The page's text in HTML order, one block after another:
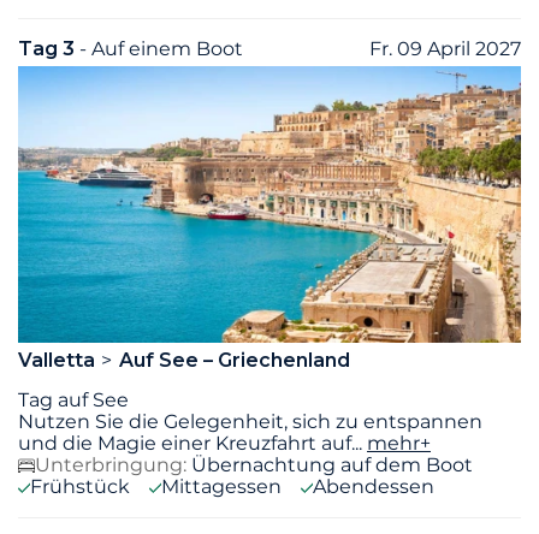
Tag 3 - Auf einem Boot Fr. 09 April 2027
Valletta
Auf See – Griechenland
Tag auf See
Nutzen Sie die Gelegenheit, sich zu entspannen
und die Magie einer Kreuzfahrt auf... mehr+
Unterbringung: Übernachtung auf dem Boot
Frühstück
Mittagessen Abendessen